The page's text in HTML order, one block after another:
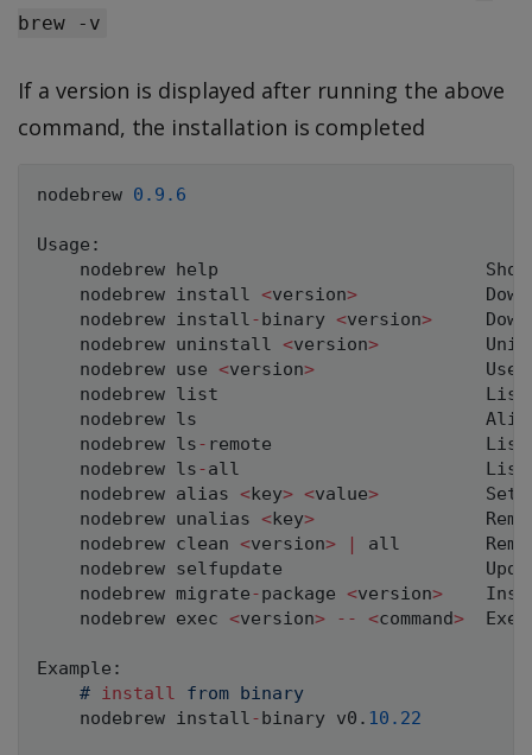
brew -v
If a version is displayed after running the above
command, the installation is completed
nodebrew 0.9 .6
Usage :
nodebrew help
    nodebrew install
<version>
    nodebrew install
-binary <version>
    nodebrew uninstall
<version>
    nodebrew use
<version>
                Use
nodebrew list
nodebrew ls
    nodebrew ls
- remote                    List
    nodebrew ls
-all                       List
    nodebrew alias
<key> <value>
Set
    nodebrew unalias
<key>
    nodebrew clean
<version> |
all
nodebrew selfupdate
    nodebrew migrate
-package <version>
    nodebrew exec
<version> -- <command>
Example :
# install
from binary
    nodebrew install
-binary v0 . 10.22